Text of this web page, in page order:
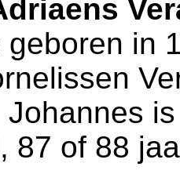
geboren in
Johannes
, 87 of 88